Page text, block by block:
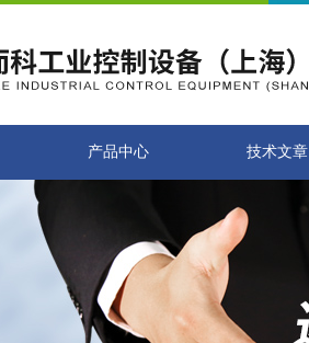
产品中心 技术文章